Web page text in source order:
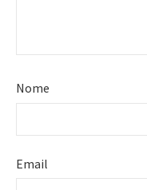
Nome
Email